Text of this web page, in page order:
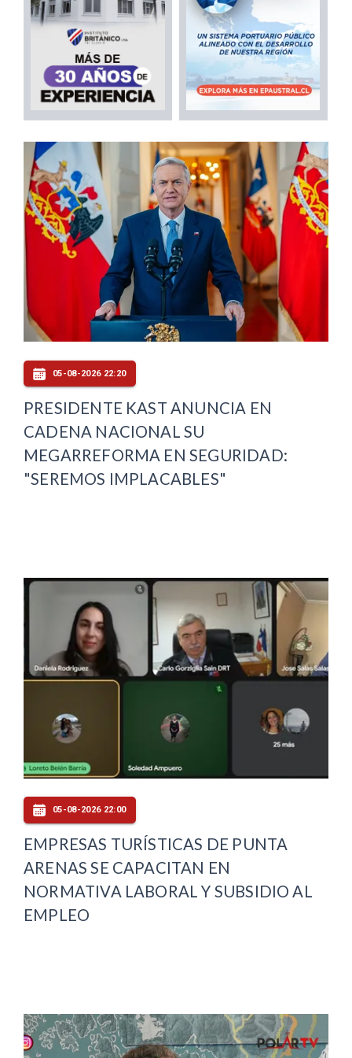
05-08-2026 22:20
PRESIDENTE KAST ANUNCIA EN
CADENA NACIONAL SU
MEGARREFORMA EN SEGURIDAD:
"SEREMOS IMPLACABLES"
05-08-2026 22:00
EMPRESAS TURÍSTICAS DE PUNTA
ARENAS SE CAPACITAN EN
NORMATIVA LABORAL Y SUBSIDIO AL
EMPLEO